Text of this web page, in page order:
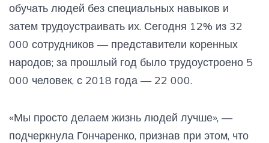
обучать людей без специальных навыков и
затем трудоустраивать их. Сегодня 12% из 32
000 сотрудников — представители коренных
народов; за прошлый год было трудоустроено 5
000 человек, с 2018 года — 22 000.
«Мы просто делаем жизнь людей лучше», —
подчеркнула Гончаренко, признав при этом, что